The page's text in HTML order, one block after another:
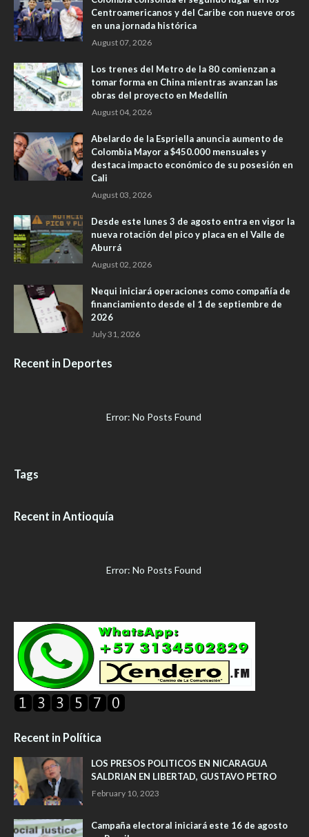
Centroamericanos y del Caribe con nueve oros
en una jornada histórica
August 07, 2026
Los trenes del Metro de la 80 comienzan a
tomar forma en China mientras avanzan las
obras del proyecto en Medellín
August 04, 2026
Abelardo de la Espriella anuncia aumento de
Colombia Mayor a $450.000 mensuales y
destaca impacto económico de su posesión en
Cali
August 03, 2026
Desde este lunes 3 de agosto entra en vigor la
nueva rotación del pico y placa en el Valle de
Aburrá
August 02, 2026
Nequi iniciará operaciones como compañía de
financiamiento desde el 1 de septiembre de
2026
July 31, 2026
Recent in Deportes
Error: No Posts Found
Tags
Recent in Antioquía
Error: No Posts Found
Recent in Política
LOS PRESOS POLITICOS EN NICARAGUA
SALDRIAN EN LIBERTAD, GUSTAVO PETRO
February 10, 2023
Campaña electoral iniciará este 16 de agosto